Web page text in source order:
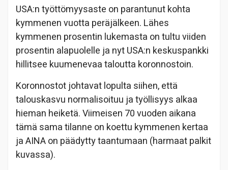
USA:n työttömyysaste on parantunut kohta
kymmenen vuotta peräjälkeen. Lähes
kymmenen prosentin lukemasta on tultu viiden
prosentin alapuolelle ja nyt USA:n keskuspankki
hillitsee kuumenevaa taloutta koronnostoin.
Koronnostot johtavat lopulta siihen, että
talouskasvu normalisoituu ja työllisyys alkaa
hieman heiketä. Viimeisen 70 vuoden aikana
tämä sama tilanne on koettu kymmenen kertaa
ja AINA on päädytty taantumaan (harmaat palkit
kuvassa).